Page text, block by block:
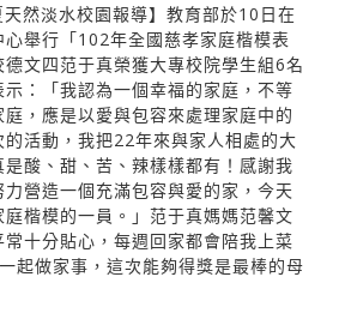
天然淡水校園報導】教育部於10日在
舉行「102年全國慈孝家庭楷模表
文四范于真榮獲大專校院學生組6名
：「我認為一個幸福的家庭，不等
，應是以愛與包容來處理家庭中的
活動，我把22年來與家人相處的大
酸、甜、苦、辣樣樣都有！感謝我
營造一個充滿包容與愛的家，今天
楷模的一員。」范于真媽媽范馨文
十分貼心，每週回家都會陪我上菜
起做家事，這次能夠得獎是最棒的母